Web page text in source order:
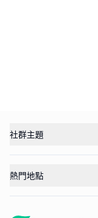
社群主題
熱門地點